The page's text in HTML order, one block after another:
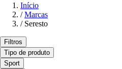
Início
/ Marcas
/ Seresto
Filtros
Tipo de produto
Sport